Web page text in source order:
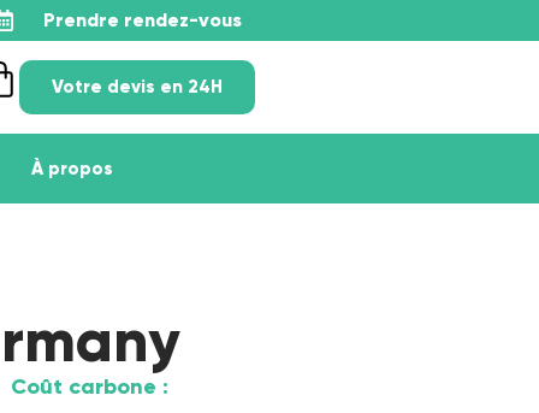
Prendre rendez-vous
Votre devis en 24H
À propos
Coût carbone :